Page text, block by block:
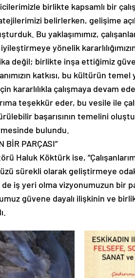
birlikte kapsamlı bir
belirlerken, gelişime
Bu yaklaşımımız,
yönelik
değil; birlikte inşa ettiğimiz
katkısı, bu kültürün temel
kararlılıkla çalışmaya devam
teşekkür eder, bu vesile ile
başarısının temelini
bulundu.
BİR PARÇASI”
Haluk Köktürk ise,
sürekli olarak geliştirmeye
iş yeri olma vizyonumuzun bir
güvene dayalı ilişkinin ve